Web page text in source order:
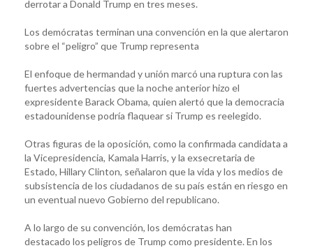
derrotar a Donald Trump en tres meses.
Los demócratas terminan una convención en la que alertaron
sobre el “peligro” que Trump representa
El enfoque de hermandad y unión marcó una ruptura con las
fuertes advertencias que la noche anterior hizo el
expresidente Barack Obama, quien alertó que la democracia
estadounidense podría flaquear si Trump es reelegido.
Otras figuras de la oposición, como la confirmada candidata a
la Vicepresidencia, Kamala Harris, y la exsecretaria de
Estado, Hillary Clinton, señalaron que la vida y los medios de
subsistencia de los ciudadanos de su país están en riesgo en
un eventual nuevo Gobierno del republicano.
A lo largo de su convención, los demócratas han
destacado los peligros de Trump como presidente. En los